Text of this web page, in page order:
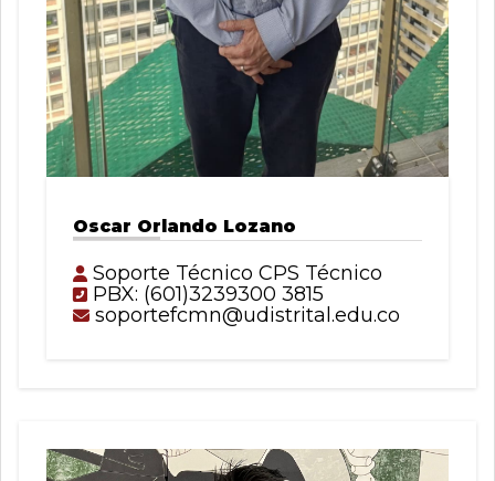
Oscar Orlando Lozano
Soporte Técnico CPS Técnico
PBX: (601)3239300 3815
soportefcmn@udistrital.edu.co